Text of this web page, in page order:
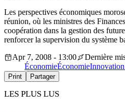
Les perspectives économiques
réunion, où les ministres des
coopération dans la gestion des
renforcer la supervision du système
Apr 7, 2008 - 13:00
Dernière
ÉconomieÉconomie
Print Partager
LES PLUS LUS